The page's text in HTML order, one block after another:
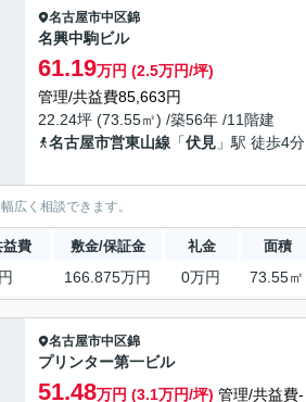
名古屋市中区錦
名興中駒ビル
61.19万円 (2.5万円/坪)
管理/共益費85,663円
22.24坪 (73.55㎡) /築56年 /11階建
名古屋市営東山線 「伏見 」駅 徒歩4分
広く相談できます。
益費 敷金/保証金 礼金 面積
166.875万円 0万円 73.55㎡
名古屋市中区錦
プリンター第一ビル
51.48万円 (3.1万円/坪) 管理/共益費-